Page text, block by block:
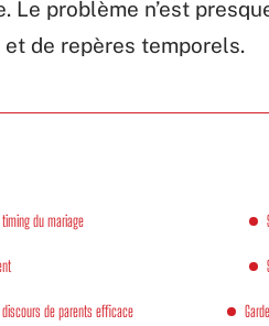
Le problème n’est
et de repères temporels.
du mariage
de parents efficace